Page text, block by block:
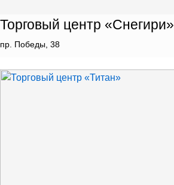
Торговый центр «Снегири»
пр. Победы, 38